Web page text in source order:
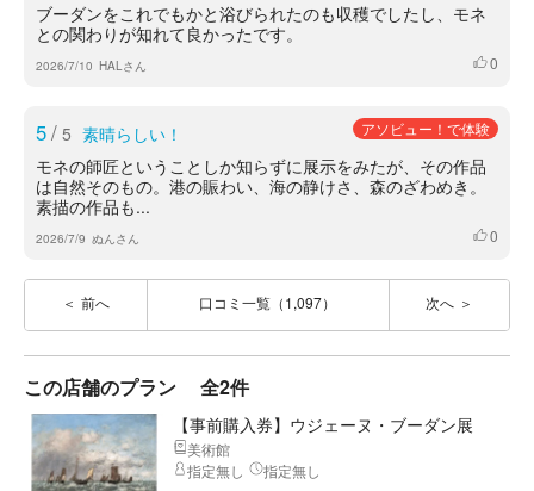
ブーダンをこれでもかと浴びられたのも収穫でしたし、モネ
との関わりが知れて良かったです。
2026/7/10 HALさん いいね
0
5/ 5 素晴らしい！ アソビュー！で体験
モネの師匠ということしか知らずに展示をみたが、その作品
は自然そのもの。港の賑わい、海の静けさ、森のざわめき。
素描の作品も...
2026/7/9 ぬんさん いいね
0
前へ 口コミ一覧（1,097） 次へ
この店舗のプラン 全2件
【事前購入券】ウジェーヌ・ブーダン展
美術館
指定無し
指定無し